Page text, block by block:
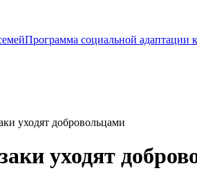
Программа социальной адаптации
уходят добровольцами
уходят